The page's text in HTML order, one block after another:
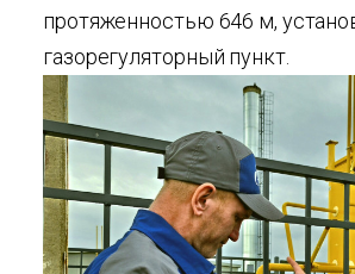
протяженностью 646 м,
газорегуляторный пункт.